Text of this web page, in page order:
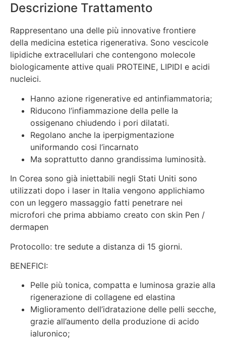
Descrizione Trattamento
Rappresentano una delle più innovative frontiere
della medicina estetica rigenerativa. Sono vescicole
lipidiche extracellulari che contengono molecole
biologicamente attive quali PROTEINE, LIPIDI e acidi
nucleici.
Hanno azione rigenerative ed antinfiammatoria;
Riducono l’infiammazione della pelle la
ossigenano chiudendo i pori dilatati.
Regolano anche la iperpigmentazione
uniformando cosi l’incarnato
Ma soprattutto danno grandissima luminosità.
In Corea sono già iniettabili negli Stati Uniti sono
utilizzati dopo i laser in Italia vengono applichiamo
con un leggero massaggio fatti penetrare nei
microfori che prima abbiamo creato con skin Pen /
dermapen
Protocollo: tre sedute a distanza di 15 giorni.
BENEFICI:
Pelle più tonica, compatta e luminosa grazie alla
rigenerazione di collagene ed elastina
Miglioramento dell’idratazione delle pelli secche,
grazie all’aumento della produzione di acido
ialuronico;